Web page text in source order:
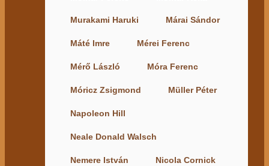
Murakami Haruki Márai Sándor
Máté Imre Mérei Ferenc
Mérő László Móra Ferenc
Móricz Zsigmond Müller Péter
Napoleon Hill
Neale Donald Walsch
Nemere István Nicola Cornick